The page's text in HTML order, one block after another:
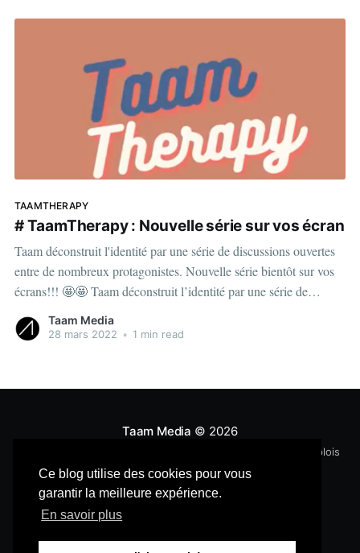
Ce blog utilise des cookies pour vous
garantir la meilleure expérience.
En savoir plus
TAAMTHERAPY
# TaamTherapy : Nouvelle série sur vos écran
Taam déconstruit l'identité par une série de discussions ouvertes
entre de nombreux protagonistes. Nouvelle série bientôt sur vos
écrans!!! 🤩🤩 Taam déconstruit l’identité par une série de
> View this post on Instagram
Taam Media
28 mars 2022 • 1 min read
Taam Media © 2026
Emplois